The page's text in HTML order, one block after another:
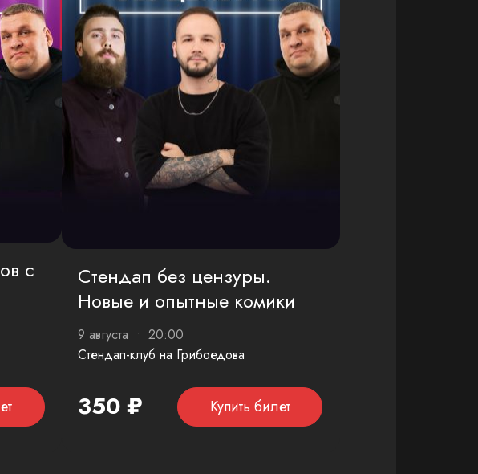
с
Стендап без цензуры.
Новые и опытные комики
9 августа • 20:00
Стендап-клуб на Грибоедова
350 ₽ Купить билет